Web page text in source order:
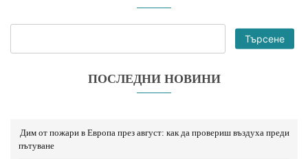
Търсене
ПОСЛЕДНИ НОВИНИ
Дим от пожари в Европа през август: как да провериш въздуха преди
пътуване